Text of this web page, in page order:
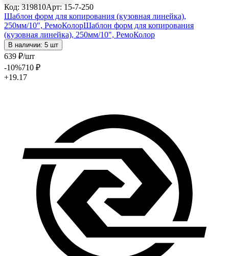
Код: 319810Арт: 15-7-250
Шаблон форм для копирования (кузовная линейка),
250мм/10", РемоКолорШаблон форм для копирования
(кузовная линейка), 250мм/10", РемоКолор
В наличии: 5 шт
639 ₽/шт
-10%710 ₽
+19.17